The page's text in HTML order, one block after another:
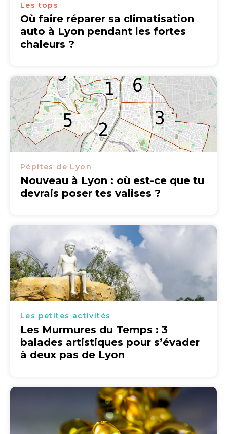
Les tops
Où faire réparer sa climatisation
auto à Lyon pendant les fortes
chaleurs ?
Pépites de Lyon
Nouveau à Lyon : où est-ce que tu
devrais poser tes valises ?
Les petites activités
Les Murmures du Temps : 3
balades artistiques pour s’évader
à deux pas de Lyon